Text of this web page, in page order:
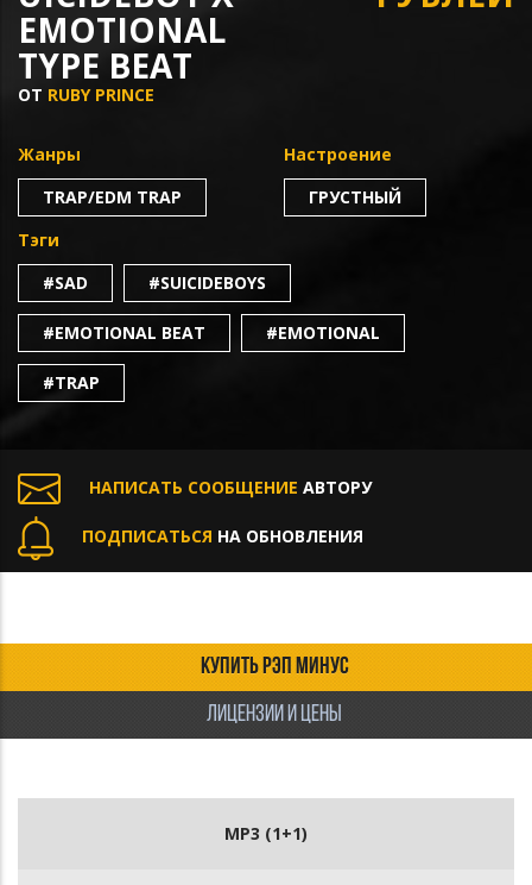
EMOTIONAL
TYPE BEAT
ОТ RUBY PRINCE
Жанры
TRAP/EDM TRAP
Настроение
ГРУСТНЫЙ
Тэги
#SAD
#SUICIDEBOYS
#EMOTIONAL BEAT #EMOTIONAL
#TRAP
НАПИСАТЬ СООБЩЕНИЕ АВТОРУ
ПОДПИСАТЬСЯ НА ОБНОВЛЕНИЯ
КУПИТЬ РЭП МИНУС
ЛИЦЕНЗИИ И ЦЕНЫ
MP3 (1+1)